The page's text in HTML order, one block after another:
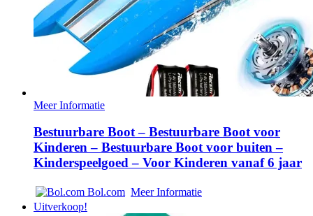
Meer Informatie
Bestuurbare Boot – Bestuurbare Boot voor
Kinderen – Bestuurbare Boot voor buiten –
Kinderspeelgoed – Voor Kinderen vanaf 6 jaar
Bol.com Meer Informatie
Uitverkoop!